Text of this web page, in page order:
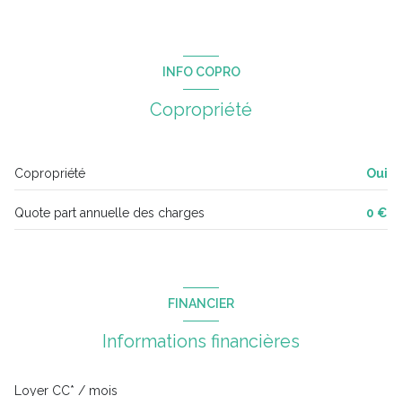
INFO COPRO
Copropriété
Copropriété Oui
Quote part annuelle des charges 0 €
FINANCIER
Informations financières
Loyer CC* / mois